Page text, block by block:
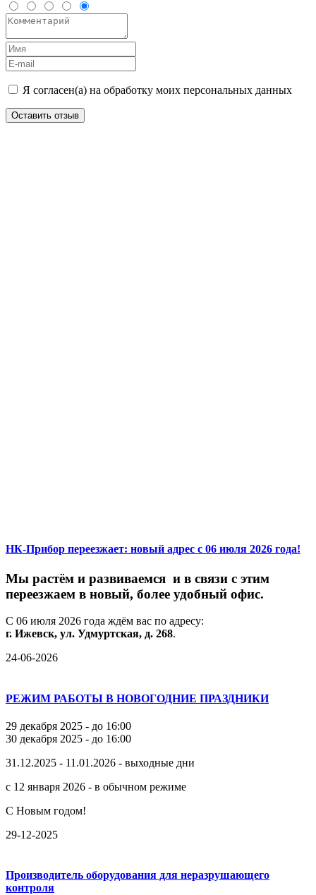
Я согласен(а) на обработку моих персональных данных
Оставить отзыв
НК-Прибор переезжает: новый адрес с 06 июля 2026 года!
Мы растём и развиваемся и в связи с этим
переезжаем в новый, более удобный офис.
С 06 июля 2026 года ждём вас по адресу:
г. Ижевск, ул. Удмуртская, д. 268.
24-06-2026
РЕЖИМ РАБОТЫ В НОВОГОДНИЕ ПРАЗДНИКИ
29 декабря 2025 - до 16:00
30 декабря 2025 - до 16:00
31.12.2025 - 11.01.2026 - выходные дни
с 12 января 2026 - в обычном режиме
С Новым годом!
29-12-2025
Производитель оборудования для неразрушающего
контроля